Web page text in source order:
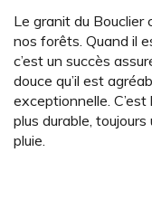
Le granit du Bouclier
nos forêts. Quand il
c’est un succès
douce qu’il est
exceptionnelle.
plus durable,
pluie.